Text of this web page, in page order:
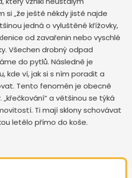
si „že ještě někdy jistě najde
jedná o vyluštěné křížovky,
od zavařenin nebo vyschlé
Všechen drobný odpad
do pytlů. Následně je
kde ví, jak si s ním poradit a
Tento fenomén je obecně
a většinou se týká
Ti mají sklony schovávat
letělo přímo do koše.